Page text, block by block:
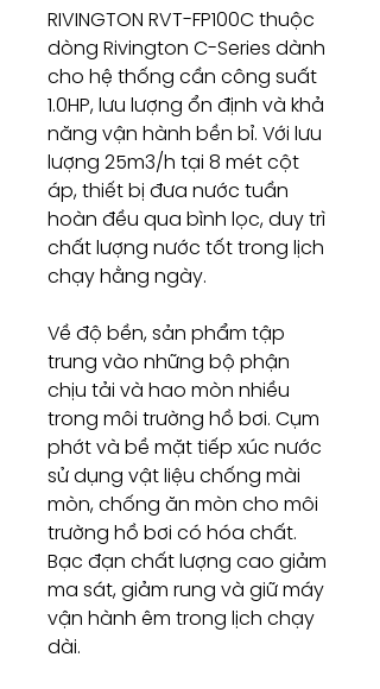
RIVINGTON RVT-FP100C thuộc
dòng Rivington C-Series dành
cho hệ thống cần công suất
1.0HP, lưu lượng ổn định và khả
năng vận hành bền bỉ. Với lưu
lượng 25m3/h tại 8 mét cột
áp, thiết bị đưa nước tuần
hoàn đều qua bình lọc, duy trì
chất lượng nước tốt trong lịch
chạy hằng ngày.
Về độ bền, sản phẩm tập
trung vào những bộ phận
chịu tải và hao mòn nhiều
trong môi trường hồ bơi. Cụm
phớt và bề mặt tiếp xúc nước
sử dụng vật liệu chống mài
mòn, chống ăn mòn cho môi
trường hồ bơi có hóa chất.
Bạc đạn chất lượng cao giảm
ma sát, giảm rung và giữ máy
vận hành êm trong lịch chạy
dài.